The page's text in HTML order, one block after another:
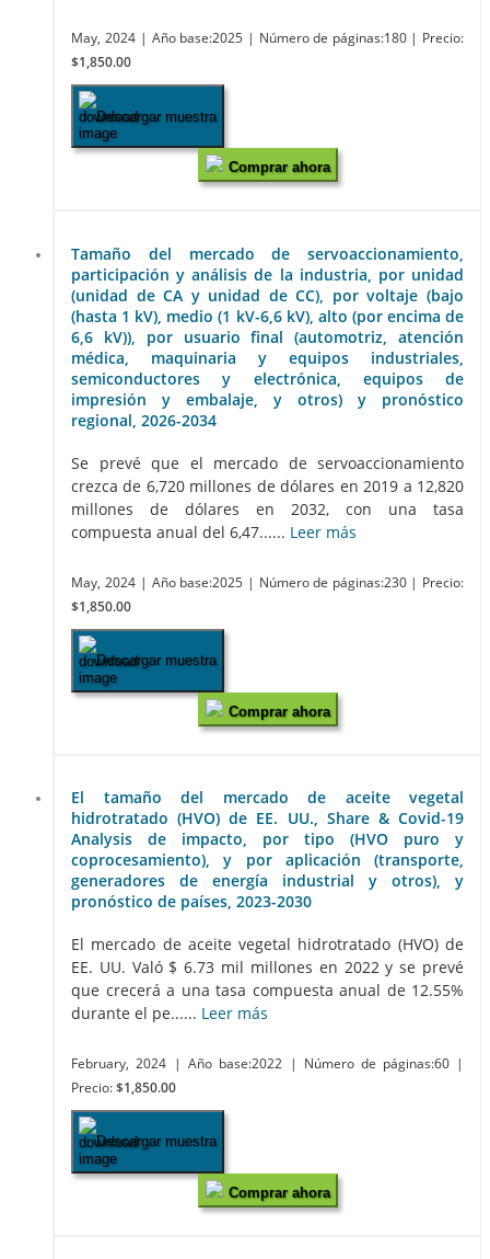
May, 2024 | Año base:2025 | Número de páginas:180 | Precio:
$1,850.00
Descargar muestra
Comprar ahora
Tamaño del mercado de servoaccionamiento,
participación y análisis de la industria, por unidad
(unidad de CA y unidad de CC), por voltaje (bajo
(hasta 1 kV), medio (1 kV-6,6 kV), alto (por encima de
6,6 kV)), por usuario final (automotriz, atención
médica, maquinaria y equipos industriales,
semiconductores y electrónica, equipos de
impresión y embalaje, y otros) y pronóstico
regional, 2026-2034
Se prevé que el mercado de servoaccionamiento
crezca de 6,720 millones de dólares en 2019 a 12,820
millones de dólares en 2032, con una tasa
compuesta anual del 6,47...... Leer más
May, 2024 | Año base:2025 | Número de páginas:230 | Precio:
$1,850.00
Descargar muestra
Comprar ahora
El tamaño del mercado de aceite vegetal
hidrotratado (HVO) de EE. UU., Share & Covid-19
Analysis de impacto, por tipo (HVO puro y
coprocesamiento), y por aplicación (transporte,
generadores de energía industrial y otros), y
pronóstico de países, 2023-2030
El mercado de aceite vegetal hidrotratado (HVO) de
EE. UU. Való $ 6.73 mil millones en 2022 y se prevé
que crecerá a una tasa compuesta anual de 12.55%
durante el pe...... Leer más
February, 2024 | Año base:2022 | Número de páginas:60 |
Precio: $1,850.00
Descargar muestra
Comprar ahora